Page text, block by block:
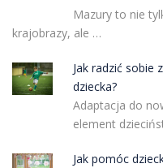
Mazury to nie
krajobrazy, ale …
Jak radzić sobie
dziecka?
Adaptacja do
element
Jak pomóc